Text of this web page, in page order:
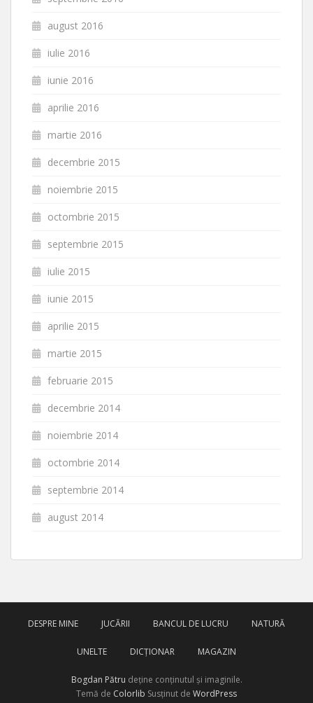
august 2016
iulie 2016
iunie 2016
aprilie 2016
martie 2016
decembrie 2015
noiembrie 2015
octombrie 2015
septembrie 2015
iulie 2015
iunie 2015
aprilie 2015
martie 2015
februarie 2015
decembrie 2014
noiembrie 2014
octombrie 2014
septembrie 2014
august 2014
DESPRE MINE JUCĂRII BANCUL DE LUCRU NATURĂ
UNELTE DICȚIONAR MAGAZIN
Bogdan Pătru deține conținutul și imaginile.
Temă de Colorlib Susținut de WordPress